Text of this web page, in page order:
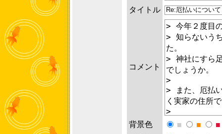
タイトル
コメント
背景色 ■ ■
■